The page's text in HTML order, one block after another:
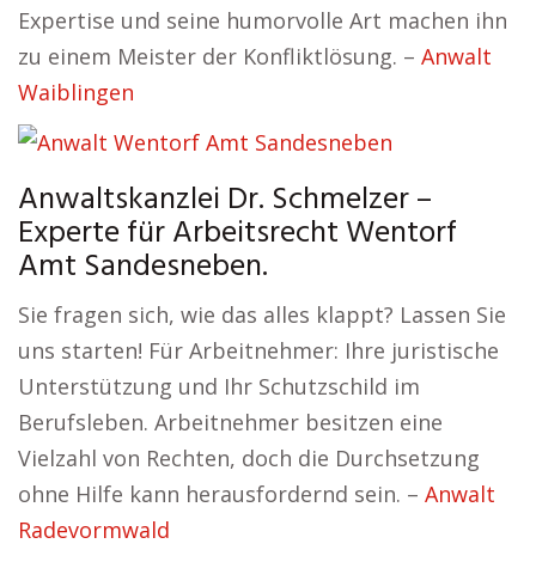
Expertise und seine humorvolle Art machen ihn
zu einem Meister der Konfliktlösung. – Anwalt
Waiblingen
Anwaltskanzlei Dr. Schmelzer –
Experte für Arbeitsrecht Wentorf
Amt Sandesneben.
Sie fragen sich, wie das alles klappt? Lassen Sie
uns starten! Für Arbeitnehmer: Ihre juristische
Unterstützung und Ihr Schutzschild im
Berufsleben. Arbeitnehmer besitzen eine
Vielzahl von Rechten, doch die Durchsetzung
ohne Hilfe kann herausfordernd sein. – Anwalt
Radevormwald